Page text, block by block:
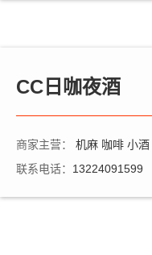
CC日咖夜酒
商家主营： 机麻 咖啡 小酒
联系电话： 13224091599